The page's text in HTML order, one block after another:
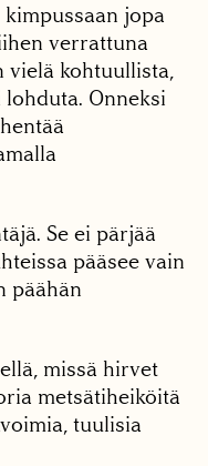
jopa
verrattuna
vielä kohtuullista,
Onneksi
Se ei pärjää
pääsee vain
päähän
missä hirvet
metsätiheiköitä
tuulisia